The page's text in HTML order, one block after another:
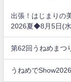
出張！はじまりの
2026夏◆8月5日(
第62回うねめまつ
うねめで